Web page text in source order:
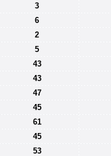
3
6
2
5
43
43
47
45
61
45
53